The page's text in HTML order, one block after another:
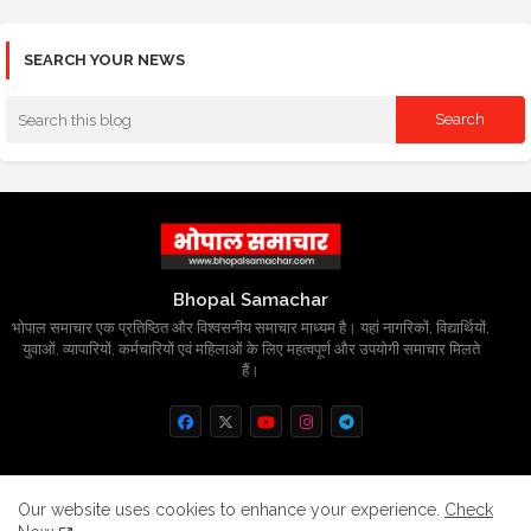
SEARCH YOUR NEWS
Bhopal Samachar
भोपाल समाचार एक प्रतिष्ठित और विश्वसनीय समाचार माध्यम है। यहां नागरिकों, विद्यार्थियों,
युवाओं, व्यापारियों, कर्मचारियों एवं महिलाओं के लिए महत्वपूर्ण और उपयोगी समाचार मिलते
हैं।
Home About Contact us Privacy Policy
Our website uses cookies to enhance your experience. Check